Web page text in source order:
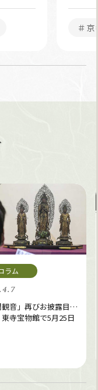
＃京
観音」再びお披露目…
寺宝物館で5月25日